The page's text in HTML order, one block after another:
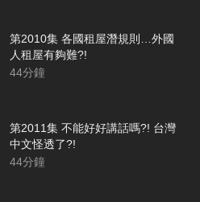
第2010集 各國租屋潛規則…外國
人租屋有夠難?!
44分鐘
第2011集 不能好好講話嗎?! 台灣
中文怪透了?!
44分鐘